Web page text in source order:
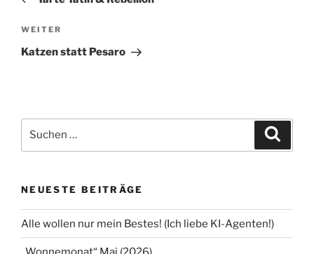
Nächster
Beitrag
WEITER
Katzen statt Pesaro
nach:
NEUESTE BEITRÄGE
Alle wollen nur mein Bestes! (Ich liebe KI-Agenten!)